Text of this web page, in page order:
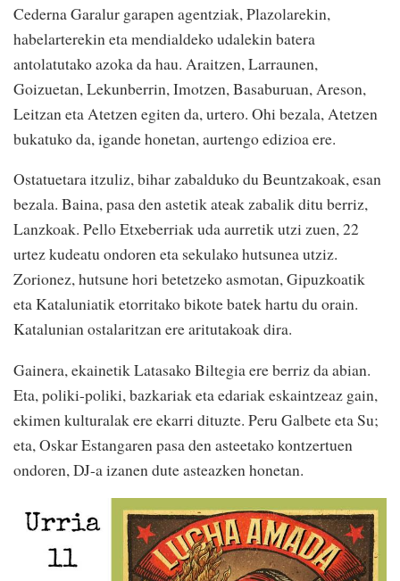
Cederna Garalur garapen agentziak, Plazolarekin,
habelarterekin eta mendialdeko udalekin batera
antolatutako azoka da hau. Araitzen, Larraunen,
Goizuetan, Lekunberrin, Imotzen, Basaburuan, Areson,
Leitzan eta Atetzen egiten da, urtero. Ohi bezala, Atetzen
bukatuko da, igande honetan, aurtengo edizioa ere.
Ostatuetara itzuliz, bihar zabalduko du Beuntzakoak, esan
bezala. Baina, pasa den astetik ateak zabalik ditu berriz,
Lanzkoak. Pello Etxeberriak uda aurretik utzi zuen, 22
urtez kudeatu ondoren eta sekulako hutsunea utziz.
Zorionez, hutsune hori betetzeko asmotan, Gipuzkoatik
eta Kataluniatik etorritako bikote batek hartu du orain.
Katalunian ostalaritzan ere aritutakoak dira.
Gainera, ekainetik Latasako Biltegia ere berriz da abian.
Eta, poliki-poliki, bazkariak eta edariak eskaintzeaz gain,
ekimen kulturalak ere ekarri dituzte. Peru Galbete eta Su;
eta, Oskar Estangaren pasa den asteetako kontzertuen
ondoren, DJ-a izanen dute asteazken honetan.